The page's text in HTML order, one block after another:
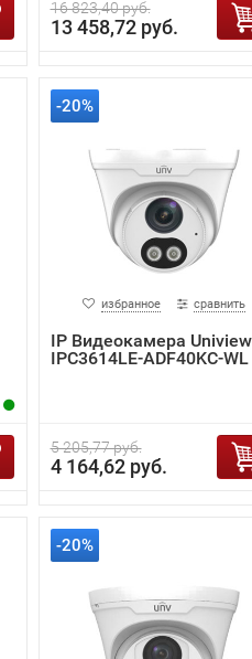
16 823,40 руб.
13 458,72 руб.
-20%
избранное сравнить
IP Видеокамера Uniview
IPC3614LE-ADF40KC-WL
5 205,77 руб.
4 164,62 руб.
-20%